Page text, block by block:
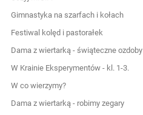
Gimnastyka na szarfach i kołach
Festiwal kolęd i pastorałek
Dama z wiertarką - świąteczne ozdoby
W Krainie Eksperymentów - kl. 1-3.
W co wierzymy?
Dama z wiertarką - robimy zegary